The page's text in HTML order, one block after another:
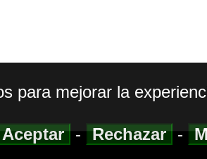
para mejorar la
-Rechazar-